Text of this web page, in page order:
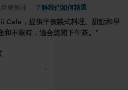
整整理 了解我們如何精選
Cafe，提供平價義式料理、甜點和早
不限時，適合悠閒下午茶。 ”